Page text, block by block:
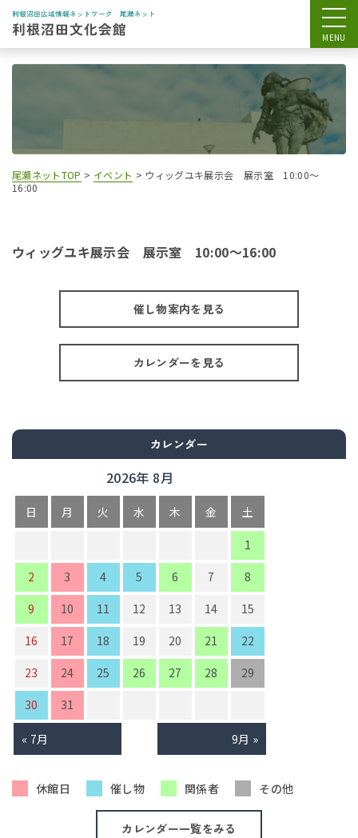
尾瀬ネットTOP > イベント > ウィッグユキ展示会 展示室 10:00～
16:00
ウィッグユキ展示会 展示室 10:00～16:00
催し物案内を見る
カレンダーを見る
カレンダー
2026年 8月
日 月 火 水 木 金 土
1
2
3 4 5 6 7
8
9
10 11 12 13 14
15
16
17 18 19 20 21
22
23
24 25 26 27 28
29
30
31
« 7月 9月 »
休館日 催し物 関係者 その他
カレンダー一覧をみる